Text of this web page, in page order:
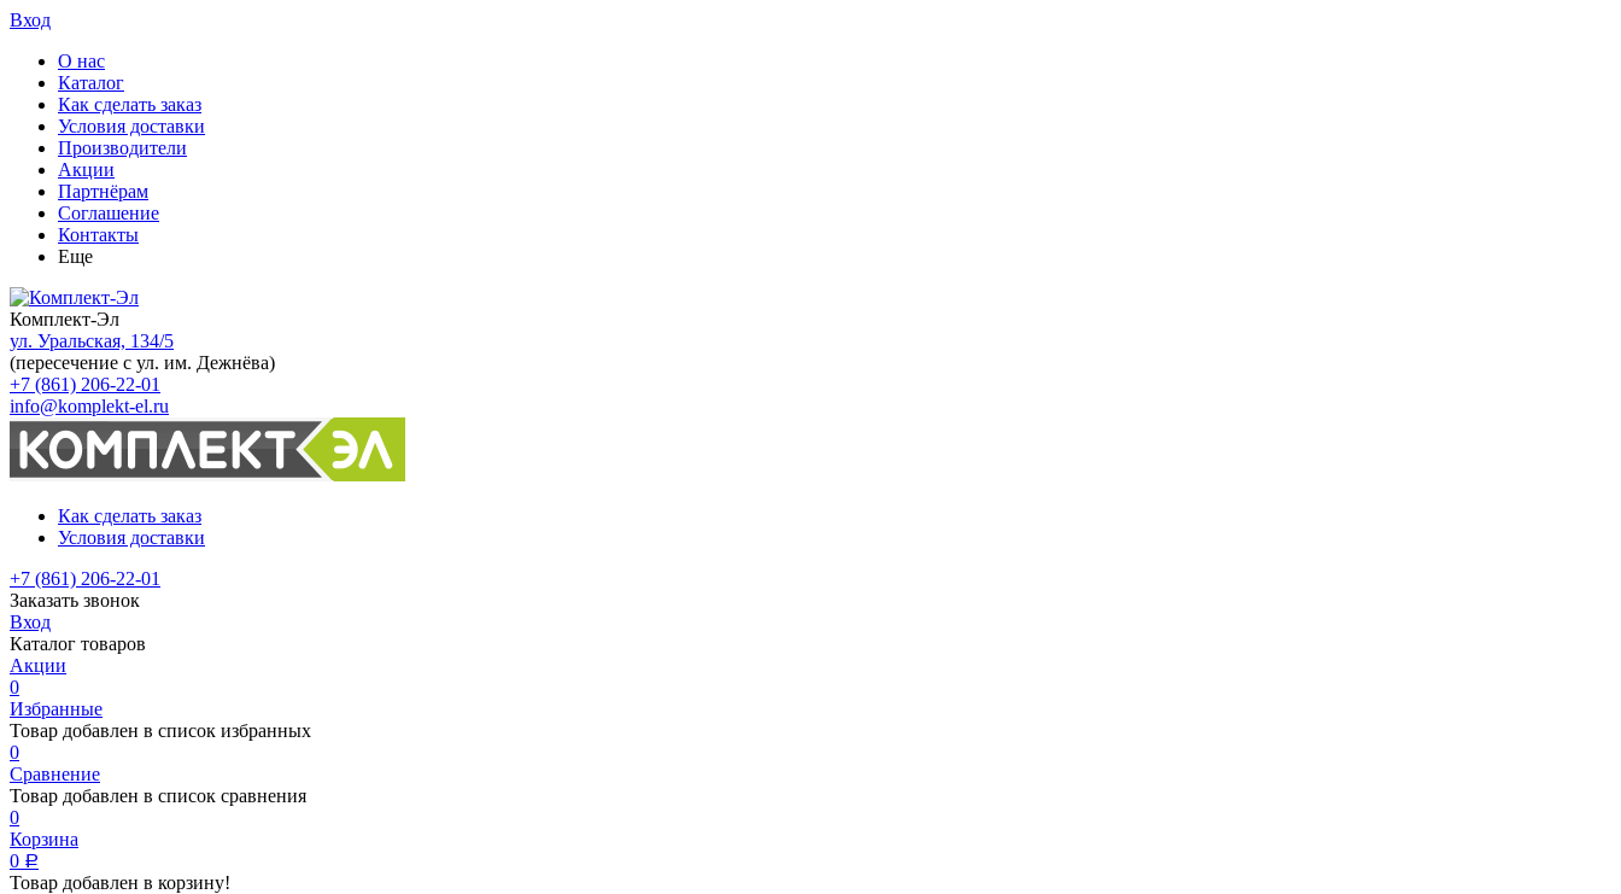
Вход
О нас
Каталог
Как сделать заказ
Условия доставки
Производители
Акции
Партнёрам
Соглашение
Контакты
Еще
Комплект-Эл
ул. Уральская, 134/5
(пересечение с ул. им. Дежнёва)
+7 (861) 206-22-01
info@komplekt-el.ru
Как сделать заказ
Условия доставки
+7 (861) 206-22-01
Заказать звонок
Вход
Каталог товаров
Акции
0
Избранные
Товар добавлен в список избранных
0
Сравнение
Товар добавлен в список сравнения
0
Корзина
0 Р
Товар добавлен в корзину!